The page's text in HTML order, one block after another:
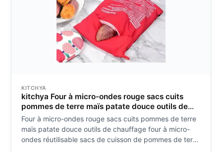
KITCHYA
kitchya Four à micro-ondes rouge sacs cuits
pommes de terre maïs patate douce outils de
chauffage four à micro-ondes réutilisable sacs
de cuisson de pommes de terre outils de cuisine
Four à micro-ondes rouge sacs cuits pommes de terre
maïs patate douce outils de chauffage four à micro-
ondes réutilisable sacs de cuisson de pommes de terre